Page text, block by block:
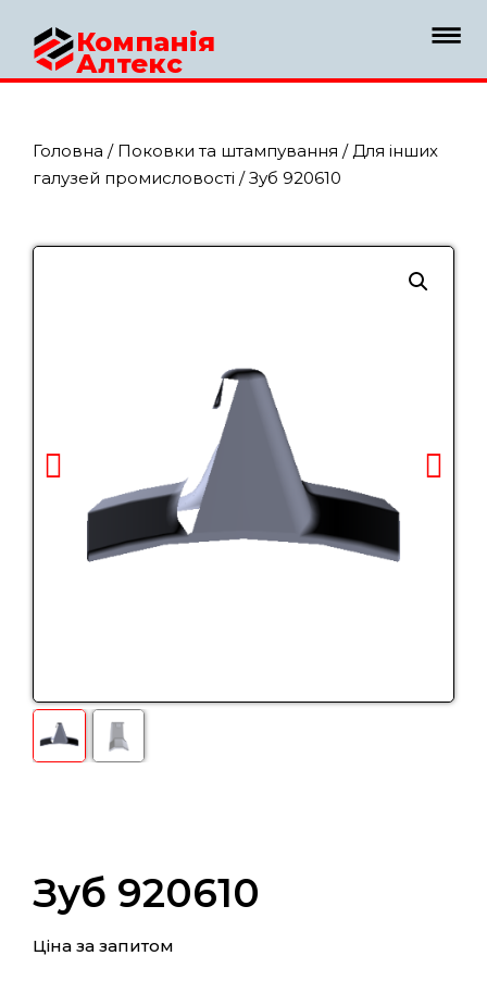
Компанія
Алтекс
Головна / Поковки та штампування /Для інших
галузей промисловості / Зуб 920610
Зуб 920610
Ціна за запитом